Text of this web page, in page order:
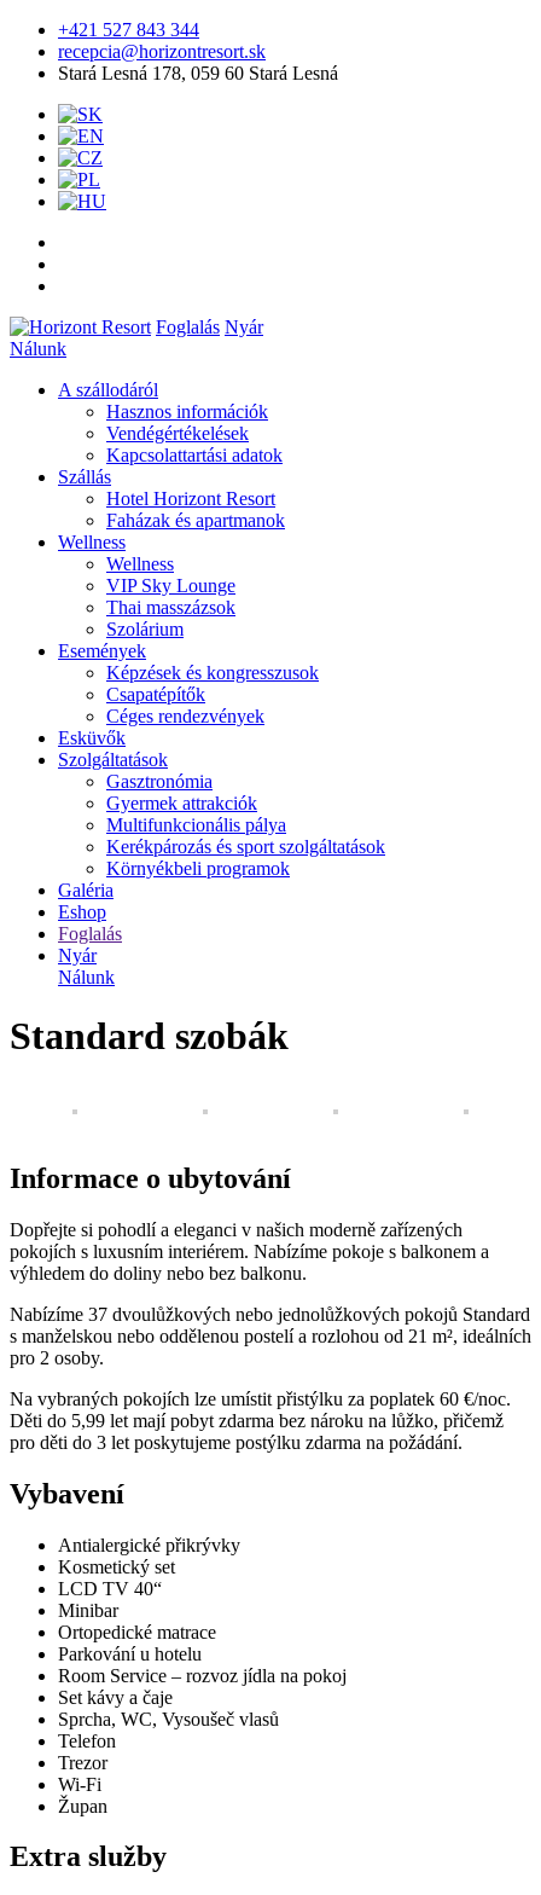
+421 527 843 344
recepcia@horizontresort.sk
Stará Lesná 178, 059 60 Stará Lesná
Foglalás Nyár
Nálunk
A szállodáról
Hasznos információk
Vendégértékelések
Kapcsolattartási adatok
Szállás
Hotel Horizont Resort
Faházak és apartmanok
Wellness
Wellness
VIP Sky Lounge
Thai masszázsok
Szolárium
Események
Képzések és kongresszusok
Csapatépítők
Céges rendezvények
Esküvők
Szolgáltatások
Gasztronómia
Gyermek attrakciók
Multifunkcionális pálya
Kerékpározás és sport szolgáltatások
Környékbeli programok
Galéria
Eshop
Foglalás
Nyár
Nálunk
Standard szobák
Informace o ubytování
Dopřejte si pohodlí a eleganci v našich moderně zařízených
pokojích s luxusním interiérem. Nabízíme pokoje s balkonem a
výhledem do doliny nebo bez balkonu.
Nabízíme 37 dvoulůžkových nebo jednolůžkových pokojů Standard
s manželskou nebo oddělenou postelí a rozlohou od 21 m², ideálních
pro 2 osoby.
Na vybraných pokojích lze umístit přistýlku za poplatek 60 €/noc.
Děti do 5,99 let mají pobyt zdarma bez nároku na lůžko, přičemž
pro děti do 3 let poskytujeme postýlku zdarma na požádání.
Vybavení
Antialergické přikrývky
Kosmetický set
LCD TV 40“
Minibar
Ortopedické matrace
Parkování u hotelu
Room Service – rozvoz jídla na pokoj
Set kávy a čaje
Sprcha, WC, Vysoušeč vlasů
Telefon
Trezor
Wi-Fi
Župan
Extra služby